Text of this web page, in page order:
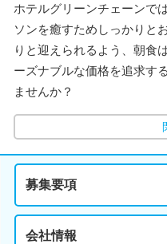
ホテルグリーンチェーンで
ソンを癒すためしっかりと
りと迎えられるよう、朝食
ーズナブルな価格を追求す
ませんか？
募集要項
会社情報